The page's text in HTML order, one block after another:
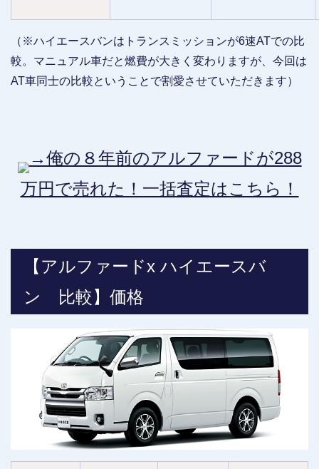
（※ハイエースバンはトランスミッションが6速ATでの比
較。マニュアル車だと燃費が大きく変わりますが、今回は
AT車同士の比較ということで割愛させていただきます）
→俺の８年前のアルファードが288
万円で売れた！一括査定はこちら！
【アルファードx ハイエースバ
ン 比較】価格